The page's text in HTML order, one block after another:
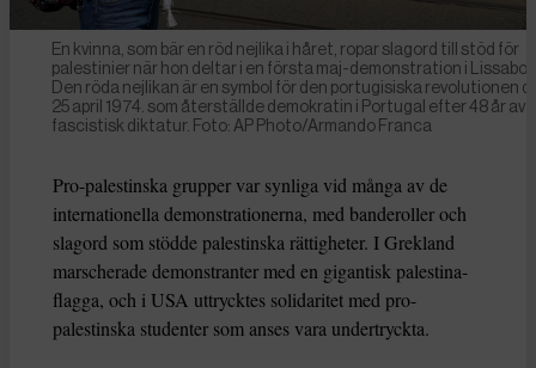
En kvinna, som bär en röd nejlika i håret, ropar slagord till stöd för
palestinier när hon deltar i en första maj-demonstration i
Den röda nejlikan är en symbol för den portugisiska revolutionen
25 april 1974. som återställde demokratin i Portugal efter 48 år av
fascistisk diktatur. Foto: AP Photo/Armando Franca
Pro-palestinska grupper var synliga vid många av de
internationella demonstrationerna, med banderoller och
slagord som stödde palestinska rättigheter. I Grekland
marscherade demonstranter med en gigantisk palestina-
flagga, och i USA uttrycktes solidaritet med pro-
palestinska studenter som anses vara undertryckta.